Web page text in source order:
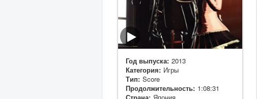
Год выпуска: 2013
Категория: Игры
Тип: Score
Продолжительность: 1:08:31